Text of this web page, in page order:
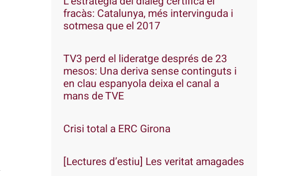
fracàs: Catalunya, més intervinguda i
sotmesa que el 2017
TV3 perd el lideratge després de 23
mesos: Una deriva sense continguts i
en clau espanyola deixa el canal a
mans de TVE
Crisi total a ERC Girona
[Lectures d’estiu] Les veritat amagades